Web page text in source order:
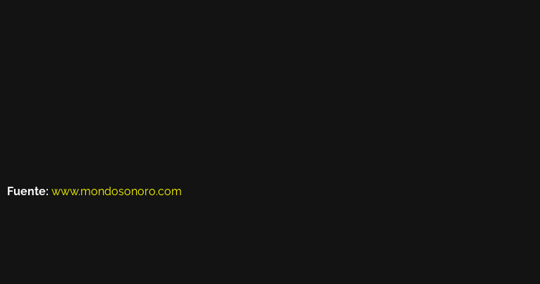
Fuente: www.mondosonoro.com